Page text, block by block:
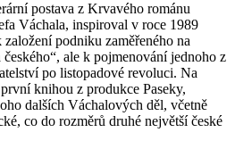
postava z Krvavého románu
Váchala, inspiroval v roce 1989
podniku zaměřeného na
ale k pojmenování jednoho z
po listopadové revoluci. Na
knihou z produkce Paseky,
dalších Váchalových děl, včetně
co do rozměrů druhé největší české